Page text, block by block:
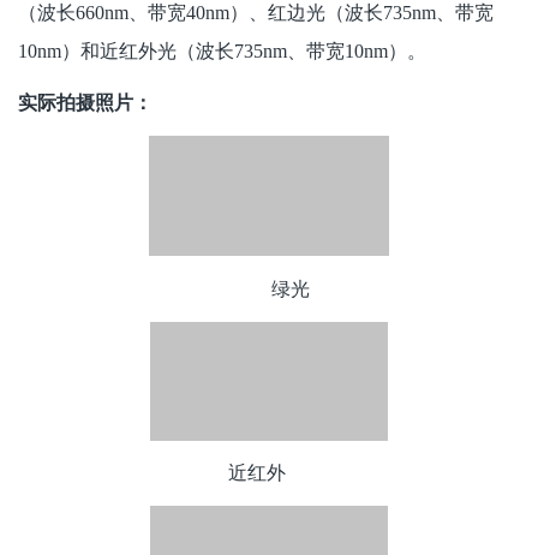
（波长660nm、带宽40nm）、红边光（波长735nm、带宽
10nm）和近红外光（波长735nm、带宽10nm）。
实际拍摄照片：
绿光